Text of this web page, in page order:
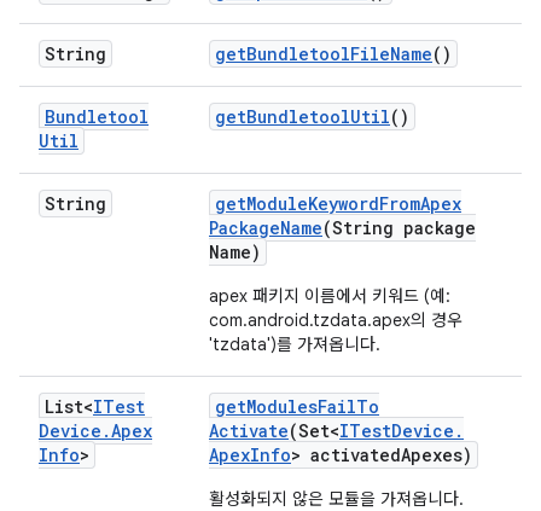
String getBundletoolFileName()
Bundletool
Util
getBundletoolUtil()
String getModuleKeywordFromApex
PackageName(String package
Name)
apex 패키지 이름에서 키워드 (예:
com.android.tzdata.apex의 경우
'tzdata')를 가져옵니다.
List<ITest
Device .Apex
Info>
getModulesFailTo
Activate(Set<ITestDevice .
ApexInfo> activatedApexes)
활성화되지 않은 모듈을 가져옵니다.